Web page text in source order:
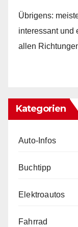
Übrigens:
interessant und
allen
Kategorien
Auto-Infos
Buchtipp
Elektroautos
Fahrrad